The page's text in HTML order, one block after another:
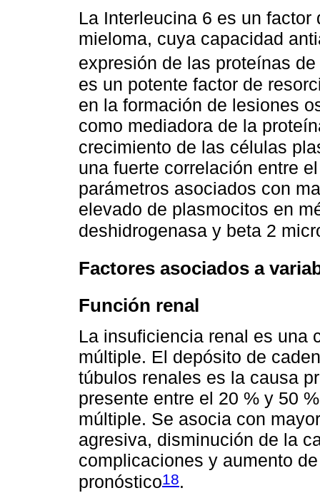
La Interleucina 6 es un
mieloma, cuya capacidad
expresión de las proteínas
es un potente factor de
en la formación de lesiones
como mediadora de la
crecimiento de las células
una fuerte correlación entre
parámetros asociados con
elevado de plasmocitos en
deshidrogenasa y beta 2
Factores asociados a
Función renal
La insuficiencia renal es una
múltiple. El depósito de
túbulos renales es la causa
presente entre el 20 % y 50
múltiple. Se asocia con
agresiva, disminución de la
complicaciones y aumento
pronóstico18.